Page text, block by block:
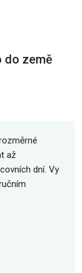
do země
až
dní. Vy